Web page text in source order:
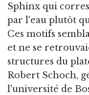
Sphinx qui
par l'eau plutôt
Ces motifs
et ne se
structures du
Robert Schoch,
l'université de